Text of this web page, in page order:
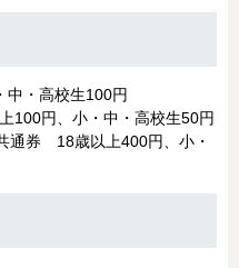
・高校生100円
100円、小・中・高校生50円
通券 18歳以上400円、小・